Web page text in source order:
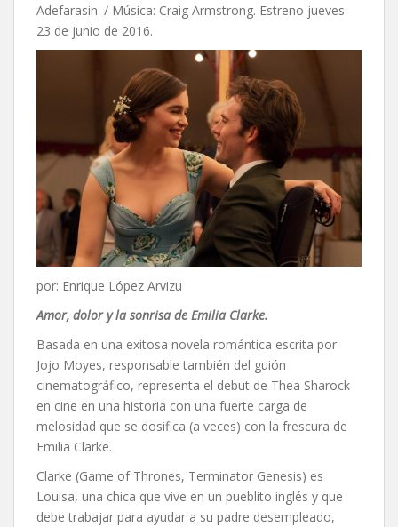
Adefarasin. / Música: Craig Armstrong. Estreno jueves
23 de junio de 2016.
por: Enrique López Arvizu
Amor, dolor y la sonrisa de Emilia Clarke.
Basada en una exitosa novela romántica escrita por
Jojo Moyes, responsable también del guión
cinematográfico, representa el debut de Thea Sharock
en cine en una historia con una fuerte carga de
melosidad que se dosifica (a veces) con la frescura de
Emilia Clarke.
Clarke (Game of Thrones, Terminator Genesis) es
Louisa, una chica que vive en un pueblito inglés y que
debe trabajar para ayudar a su padre desempleado,